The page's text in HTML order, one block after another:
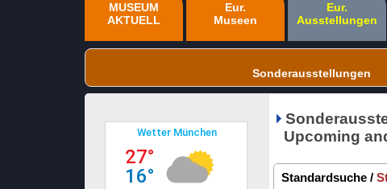
MUSEUM
AKTUELL
Eur.
Museen
Eur.
Ausstellungen
Sonderausstellungen
Upcoming
Standardsuche /